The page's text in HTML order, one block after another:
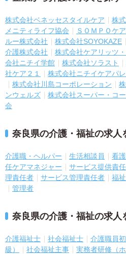
株式会社ベネッセスタイルケア 株
メニティライフ協会
ＳＯＭＰＯケ
ルー株式会社
株式会社SOYOKAZE
介護株式会社
株式会社ケアリッツ
会社ニチイ学館
株式会社ソラスト
社ケア２１
株式会社ニチイケアパ
株式会社川島コーポレーション
ンウェルズ
株式会社スーパー・コー
会
奈良県の介護・福祉の求人
介護職・ヘルパー 生活相談員 看
任ケアマネジャー
サービス提供責
理責任者
サービス管理責任者 福
管理者
奈良県の介護・福祉の求人
介護福祉士 社会福祉士
介護職員
級）
社会福祉主事 実務者研修（